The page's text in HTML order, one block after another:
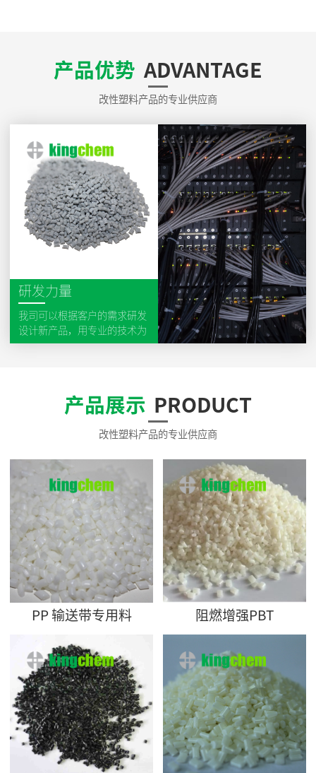
产品优势 ADVANTAGE
改性塑料产品的专业供应商
研发力量
我司可以根据客户的需求研发
设计新产品，用专业的技术为
顾客提升产品层次、改进制造
互信的合作。以市场为导向，
积极参与市场竞争，不断完善
产品展示 PRODUCT
改性塑料产品的专业供应商
PP 输送带专用料 阻燃增强PBT